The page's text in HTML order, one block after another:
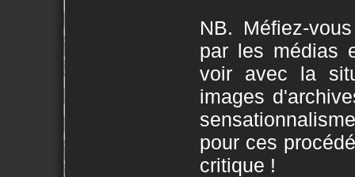
NB. Méfiez-
par les médias
voir avec la
images
pour ces
critique !